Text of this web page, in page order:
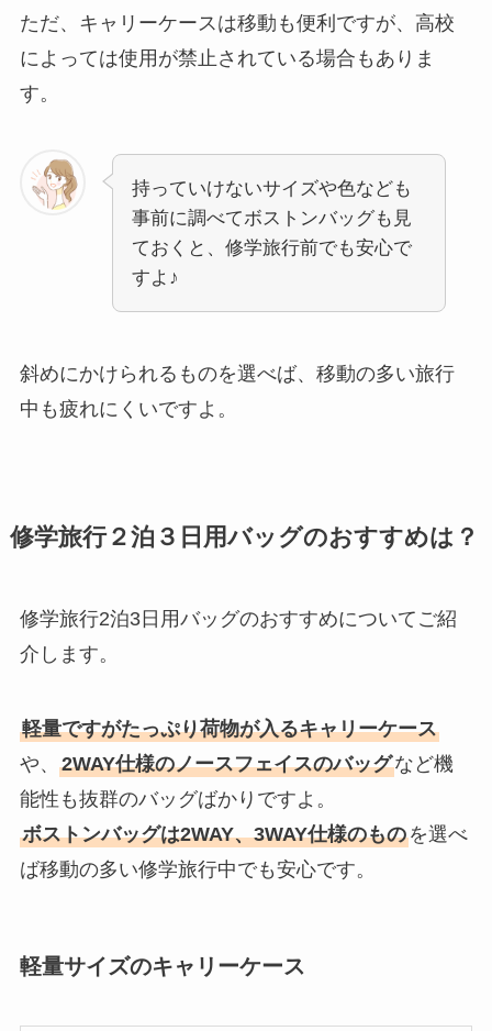
ただ、キャリーケースは移動も便利ですが、高校
によっては使用が禁止されている場合もありま
す。
持っていけないサイズや色なども
事前に調べてボストンバッグも見
ておくと、修学旅行前でも安心で
すよ♪
斜めにかけられるものを選べば、移動の多い旅行
中も疲れにくいですよ。
修学旅行２泊３日用バッグのおすすめは？
修学旅行2泊3日用バッグのおすすめについてご紹
介します。
軽量ですがたっぷり荷物が入るキャリーケース
や、 2WAY仕様のノースフェイスのバッグなど機
能性も抜群のバッグばかりですよ。
ボストンバッグは2WAY、3WAY仕様のものを選べ
ば移動の多い修学旅行中でも安心です。
軽量サイズのキャリーケース